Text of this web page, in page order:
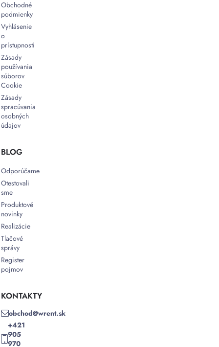
Obchodné
podmienky
Vyhlásenie
o
prístupnosti
Zásady
používania
súborov
Cookie
Zásady
spracúvania
osobných
údajov
BLOG
Odporúčame
Otestovali
sme
Produktové
novinky
Realizácie
Tlačové
správy
Register
pojmov
KONTAKTY
obchod@wrent.sk
+421
905
970